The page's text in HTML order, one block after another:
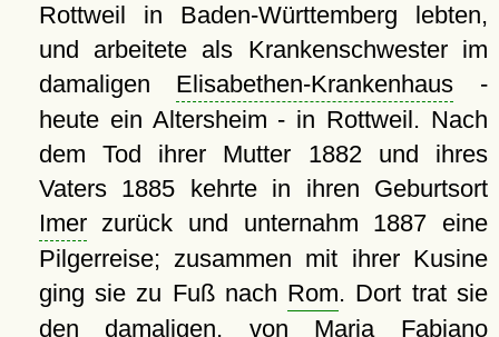
Rottweil in Baden-Württemberg lebten,
und arbeitete als Krankenschwester im
damaligen Elisabethen-Krankenhaus -
heute ein Altersheim - in Rottweil. Nach
dem Tod ihrer Mutter 1882 und ihres
Vaters 1885 kehrte in ihren Geburtsort
Imerzurück und unternahm 1887 eine
Pilgerreise; zusammen mit ihrer Kusine
ging sie zu Fuß nach Rom. Dort trat sie
den damaligen, von Maria Fabiano